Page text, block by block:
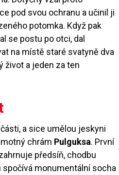
pod svou ochranu a učinil ji
potomka. Když pak
se postu po otci, dal
na místě staré svatyně dva
život a jeden za ten
a sice umělou jeskyni
chrám Pulguksa. První
předsíň, chodbu
monumentální socha